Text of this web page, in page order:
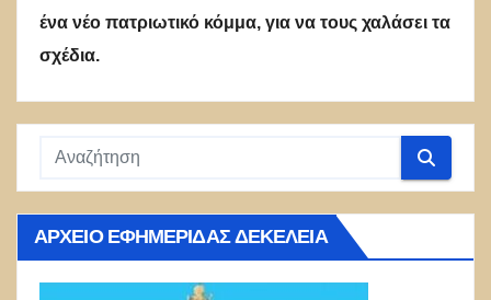
ένα νέο πατριωτικό κόμμα, για να τους χαλάσει τα
σχέδια.
ΑΡΧΕΊΟ ΕΦΗΜΕΡΊΔΑΣ ΔΕΚΈΛΕΙΑ